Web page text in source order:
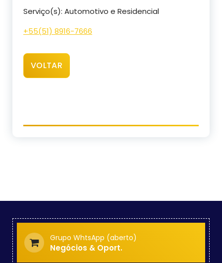
Serviço(s): Automotivo e Residencial
+55(51) 8916-7666
VOLTAR
Grupo WhtsApp (aberto)
Negócios & Oport.